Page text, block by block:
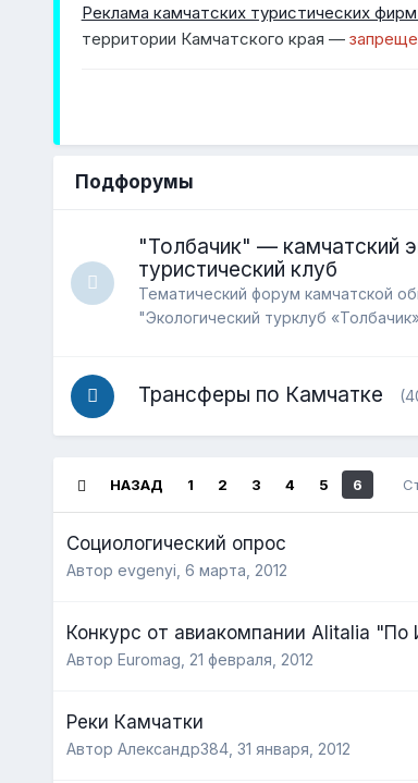
Реклама камчатских туристических
территории Камчатского края —
Подфорумы
"Толбачик" — камчатский
туристический клуб
Тематический форум камчатской
"Экологический турклуб
Трансферы по Камчатке
НАЗАД 1 2 3 4 5 6
Социологический опрос
Автор evgenyi, 6 марта, 2012
Конкурс от авиакомпании Alitalia "По
Автор Euromag, 21 февраля, 2012
Реки Камчатки
Автор Александр384, 31 января, 2012